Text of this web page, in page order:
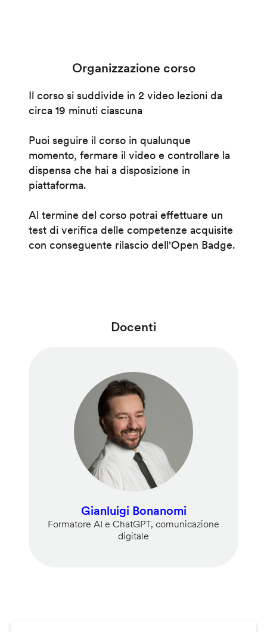
Organizzazione corso
Il corso si suddivide in 2 video lezioni da
circa 19 minuti ciascuna
Puoi seguire il corso in qualunque
momento, fermare il video e controllare la
dispensa che hai a disposizione in
piattaforma.
Al termine del corso potrai effettuare un
test di verifica delle competenze acquisite
con conseguente rilascio dell'Open Badge.
Docenti
Gianluigi Bonanomi
Formatore AI e ChatGPT, comunicazione
digitale